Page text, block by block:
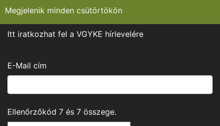
Megjelenik minden csütörtökön
Itt iratkozhat fel a VGYKE hírlevelére
E-Mail cím
Ellenőrzőkód 7 és 7 összege.